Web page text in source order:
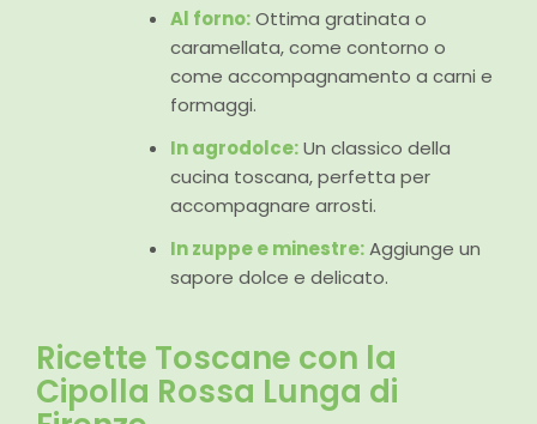
Al forno:Ottima gratinata o
caramellata, come contorno o
come accompagnamento a carni e
formaggi.
In agrodolce:Un classico della
cucina toscana, perfetta per
accompagnare arrosti.
In zuppe e minestre:Aggiunge un
sapore dolce e delicato.
Ricette Toscane con la
Cipolla Rossa Lunga di